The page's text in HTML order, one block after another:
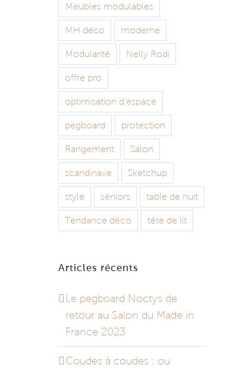
Meubles modulables
MH déco moderne
Modularité Nelly Rodi
offre pro
optimisation d'espace
pegboard protection
Rangement Salon
scandinave Sketchup
style séniors table de nuit
Tendance déco tête de lit
Articles récents
Le pegboard Noctys de
retour au Salon du Made in
France 2023
Coudes à coudes : ou